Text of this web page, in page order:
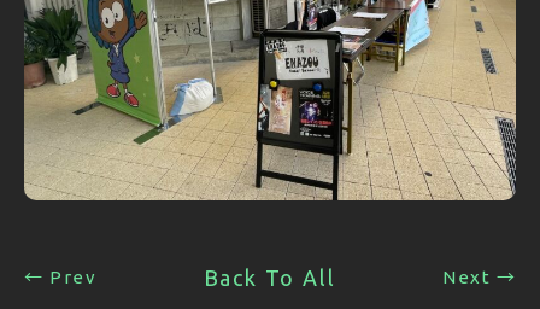
← Prev Back To All Next →